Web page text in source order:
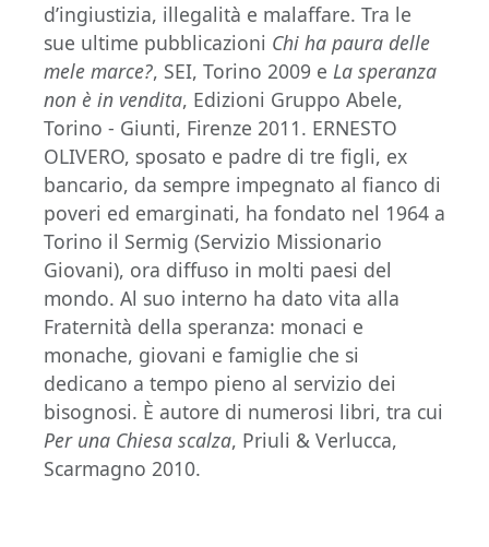
d’ingiustizia, illegalità e malaffare. Tra le
sue ultime pubblicazioni Chi ha paura delle
mele marce?, SEI, Torino 2009 e La speranza
non è in vendita, Edizioni Gruppo Abele,
Torino - Giunti, Firenze 2011. ERNESTO
OLIVERO, sposato e padre di tre figli, ex
bancario, da sempre impegnato al fianco di
poveri ed emarginati, ha fondato nel 1964 a
Torino il Sermig (Servizio Missionario
Giovani), ora diffuso in molti paesi del
mondo. Al suo interno ha dato vita alla
Fraternità della speranza: monaci e
monache, giovani e famiglie che si
dedicano a tempo pieno al servizio dei
bisognosi. È autore di numerosi libri, tra cui
Per una Chiesa scalza, Priuli & Verlucca,
Scarmagno 2010.